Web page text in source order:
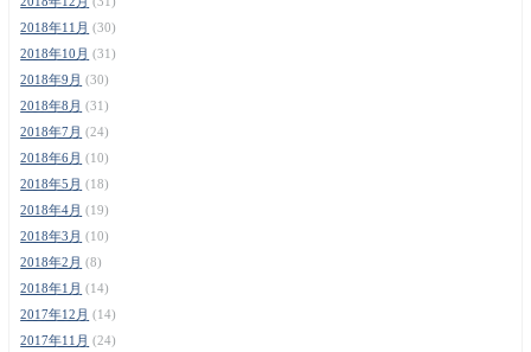
2018年11月 (30)
2018年10月 (31)
2018年9月 (30)
2018年8月 (31)
2018年7月 (24)
2018年6月 (10)
2018年5月 (18)
2018年4月 (19)
2018年3月 (10)
2018年2月 (8)
2018年1月 (14)
2017年12月 (14)
2017年11月 (24)